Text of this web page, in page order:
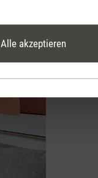
Alle akzeptieren